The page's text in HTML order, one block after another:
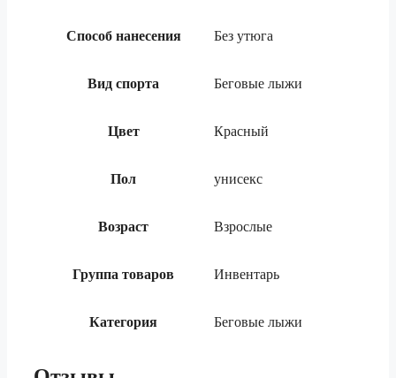
Способ нанесения Без утюга
Вид спорта Беговые лыжи
Цвет Красный
Пол унисекс
Возраст Взрослые
Группа товаров Инвентарь
Категория Беговые лыжи